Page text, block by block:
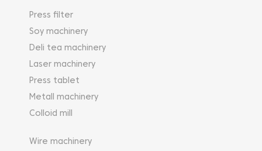
Press filter
Soy machinery
Deli tea machinery
Laser machinery
Press tablet
Metall machinery
Colloid mill
Wire machinery